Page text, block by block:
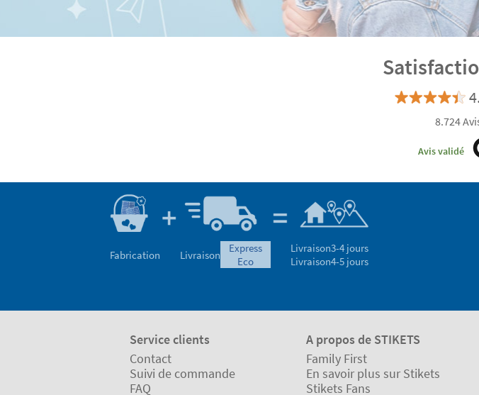
8.724
Avis validé
Fabrication Livraison
express
eco
Livraison3-4 jours
Livraison4-5 jours
Service clients
Contact
Suivi de commande
FAQ
A propos de STIKETS
Family First
En savoir plus sur Stikets
Stikets Fans